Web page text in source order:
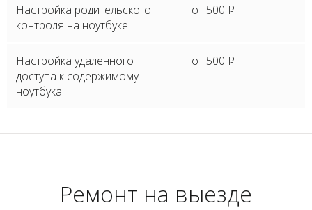
Настройка родительского
контроля на ноутбуке
от 500 P
Настройка удаленного
доступа к содержимому
ноутбука
от 500 P
Ремонт на выезде